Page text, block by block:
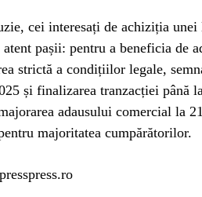
cei interesați de achiziția
pașii: pentru a beneficia de
strictă a condițiilor legale,
și finalizarea tranzacției
adausului comercial la
majoritatea cumpărătorilor.